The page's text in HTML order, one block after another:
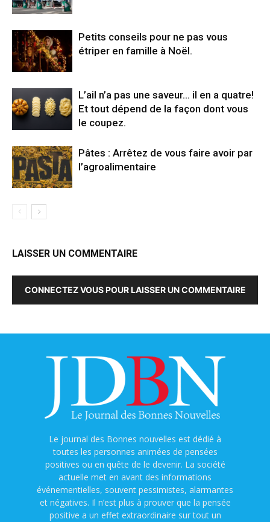
Petits conseils pour ne pas vous
étriper en famille à Noël.
L’ail n’a pas une saveur… il en a quatre!
Et tout dépend de la façon dont vous
le coupez.
Pâtes : Arrêtez de vous faire avoir par
l’agroalimentaire
LAISSER UN COMMENTAIRE
CONNECTEZ VOUS POUR LAISSER UN COMMENTAIRE
Le journal des Bonnes nouvelles est dédié à
toutes les personnes animées de pensées
positives ou en quête de le devenir. La société
actuelle met en avant des informations
événementielles, souvent pessimistes, alarmantes
et négatives. Il n’est plus à prouver que la pensée
positive a un effet extraordinaire sur tout un